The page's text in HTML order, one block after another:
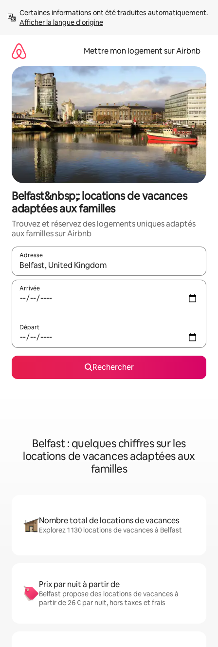
directement
Afficher la langue d'origine
Mettre mon logement sur Airbnb
Belfast&nbsp;: locations de vacances
adaptées aux familles
Trouvez et réservez des logements uniques adaptés
aux familles sur Airbnb
Adresse
Lorsque les résultats s'affichent, utilisez les flèches vers le
Arrivée
Départ
Rechercher
Belfast : quelques chiffres sur les
locations de vacances adaptées aux
familles
Nombre total de locations de vacances
Explorez 1 130 locations de vacances à Belfast
Prix par nuit à partir de
Belfast propose des locations de vacances à
partir de 26 € par nuit, hors taxes et frais